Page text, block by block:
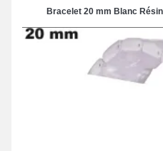
Bracelet 20 mm Blanc